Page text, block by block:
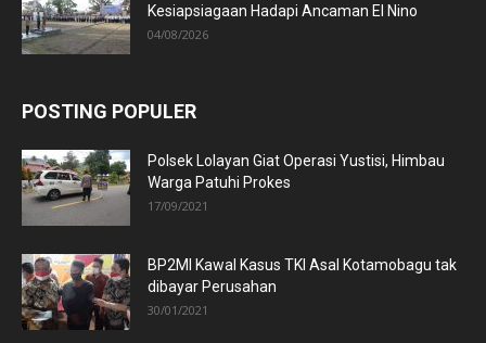
Kesiapsiagaan Hadapi Ancaman El Nino
04/08/2026
POSTING POPULER
Polsek Lolayan Giat Operasi Yustisi, Himbau
Warga Patuhi Prokes
17/09/2021
BP2MI Kawal Kasus TKI Asal Kotamobagu tak
dibayar Perusahan
30/01/2021